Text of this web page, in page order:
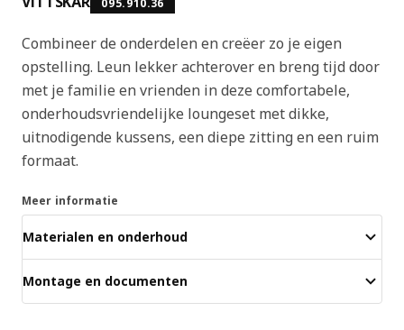
Combineer de onderdelen en creëer zo je eigen
opstelling. Leun lekker achterover en breng tijd door
met je familie en vrienden in deze comfortabele,
onderhoudsvriendelijke loungeset met dikke,
uitnodigende kussens, een diepe zitting en een ruim
formaat.
Meer informatie
Materialen en onderhoud
Montage en documenten